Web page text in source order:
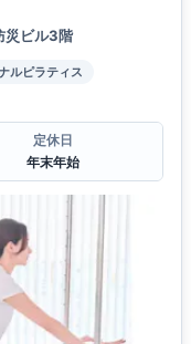
災ビル3階
ルピラティス
定休日
年末年始